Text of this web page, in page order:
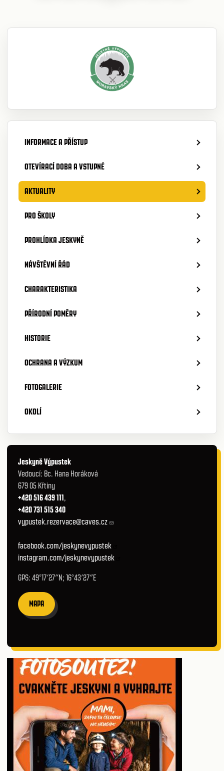
INFORMACE A PŘÍSTUP
OTEVÍRACÍ DOBA A VSTUPNÉ
AKTUALITY
PRO ŠKOLY
PROHLÍDKA JESKYNĚ
NÁVŠTĚVNÍ ŘÁD
CHARAKTERISTIKA
PŘÍRODNÍ POMĚRY
HISTORIE
OCHRANA A VÝZKUM
FOTOGALERIE
OKOLÍ
Jeskyně Výpustek
Vedoucí: Bc. Hana Horáková
679 05 Křtiny
+420 516 439 111,
+420 731 515 340
vypustek.rezervace@caves.cz
facebook.com/jeskynevypustek
instagram.com/jeskynevypustek
GPS: 49°17′27″N; 16°43′27″E
MAPA